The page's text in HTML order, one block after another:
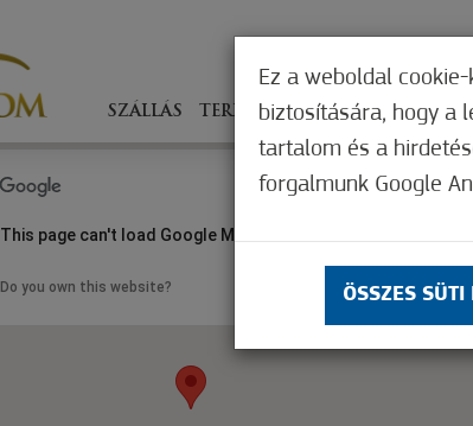
SZÁLLÁS TERÍTÉKEN ÉLMÉNYSZERZÉS
This page can't load Google Maps correctly.
Do you own this website? OK
Ez a weboldal
biztosítására, hogy a
tartalom és a
forgalmunk Google
ÖSSZES SÜTI